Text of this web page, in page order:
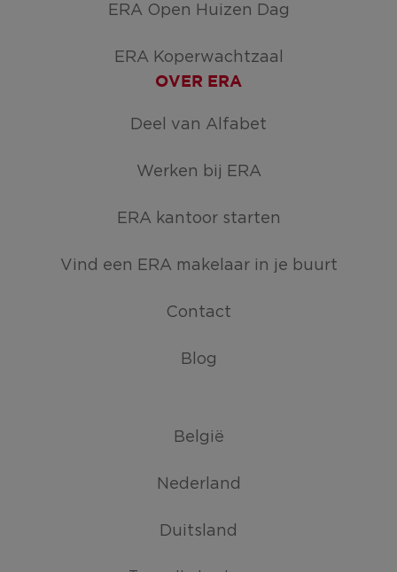
ERA Open Huizen Dag
ERA Koperwachtzaal
OVER ERA
Deel van Alfabet
Werken bij ERA
ERA kantoor starten
Vind een ERA makelaar in je buurt
Contact
Blog
België
Nederland
Duitsland